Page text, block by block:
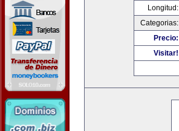
Longitud:
Categorias:
Precio:
Visitar!